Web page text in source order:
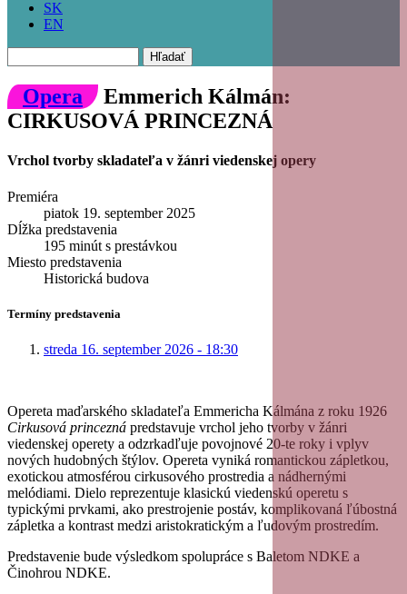
SK
EN
Opera
Emmerich Kálmán:
CIRKUSOVÁ PRINCEZNÁ
Vrchol tvorby skladateľa v žánri viedenskej opery
Premiéra
piatok 19. september 2025
Dĺžka predstavenia
195 minút s prestávkou
Miesto predstavenia
Historická budova
Termíny predstavenia
streda 16. september 2026 - 18:30
Opereta maďarského skladateľa Emmericha Kálmána z roku 1926
Cirkusová princezná predstavuje vrchol jeho tvorby v žánri
viedenskej operety a odzrkadľuje povojnové 20-te roky i vplyv
nových hudobných štýlov. Opereta vyniká romantickou zápletkou,
exotickou atmosférou cirkusového prostredia a nádhernými
melódiami. Dielo reprezentuje klasickú viedenskú operetu s
typickými prvkami, ako prestrojenie postáv, komplikovaná ľúbostná
zápletka a kontrast medzi aristokratickým a ľudovým prostredím.
Predstavenie bude výsledkom spolupráce s Baletom NDKE a
Činohrou NDKE.